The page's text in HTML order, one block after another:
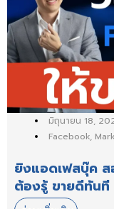
มิถุนายน 18,
Facebook,
ยิงแอดเฟสบุ๊ค
ต้องรู้ ขายดีทันที